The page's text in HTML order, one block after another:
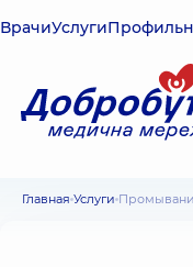
ВрачиУслуги
Главная Услуги Промывание